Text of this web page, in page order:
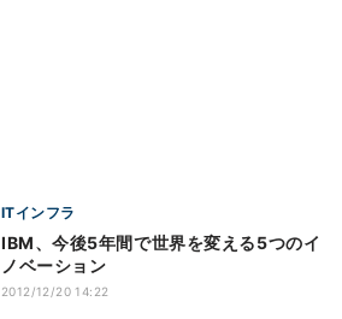
ITインフラ
IBM、今後5年間で世界を変える5つのイ
ノベーション
2012/12/20 14:22